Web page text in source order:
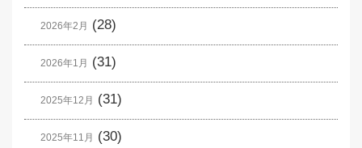
2026年2月 (28)
2026年1月 (31)
2025年12月 (31)
2025年11月 (30)